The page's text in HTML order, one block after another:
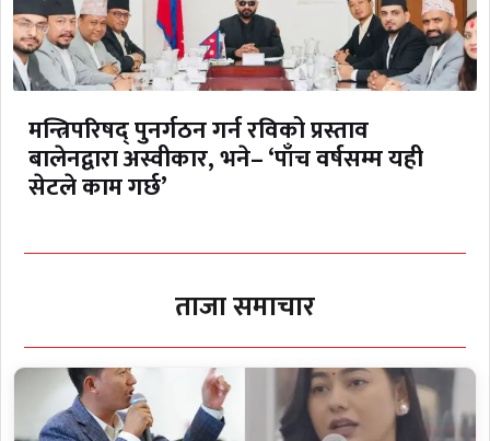
मन्त्रिपरिषद् पुनर्गठन गर्न रविको प्रस्ताव
बालेनद्वारा अस्वीकार, भने– ‘पाँच वर्षसम्म यही
सेटले काम गर्छ’
ताजा समाचार